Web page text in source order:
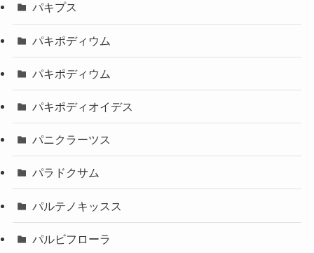
パキプス
パキポディウム
パキポディウム
パキポディオイデス
パニクラーツス
パラドクサム
パルテノキッスス
パルビフローラ